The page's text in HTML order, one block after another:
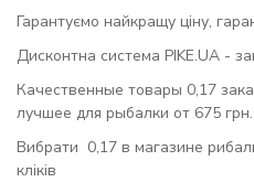
Гарантуємо найкращу ціну,
Дисконтна система PIKE.UA -
Качественные товары 0,17
лучшее для рыбалки от 675 грн.
Вибрати 0,17 в магазине
кліків